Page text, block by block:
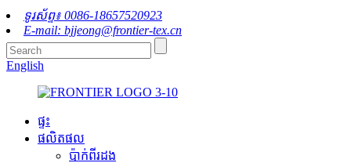
ទូរស័ព្ទ៖ 0086-18657520923
E-mail: bjjeong@frontier-tex.cn
English
ផ្ទះ
ផលិតផល
ប៉ាក់ពីរដង